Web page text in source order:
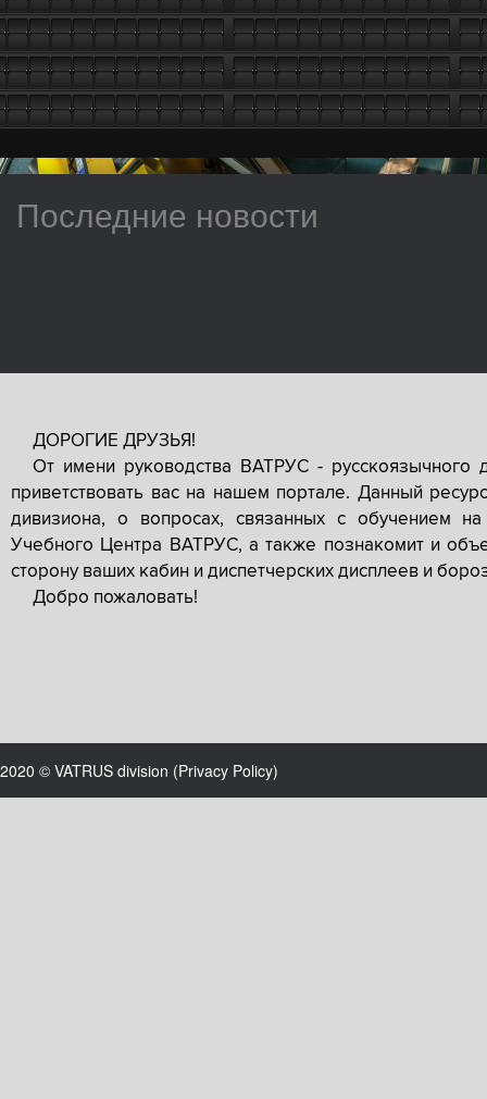
Последние новости
ДОРОГИЕ ДРУЗЬЯ!
От имени руководства ВАТРУС -
приветствовать вас на нашем портале. Данный
дивизиона, о вопросах, связанных с обучением
Учебного Центра ВАТРУС, а также познакомит и
сторону ваших кабин и диспетчерских дисплеев и
Добро пожаловать!
2020 © VATRUS division (Privacy Policy)